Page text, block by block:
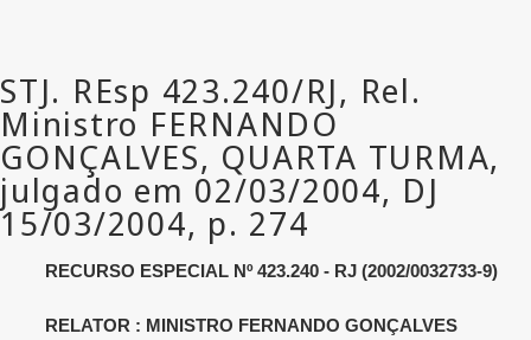
RECURSO ESPECIAL Nº 423.240 - RJ (2002/0032733-9)
RELATOR : MINISTRO FERNANDO GONÇALVES